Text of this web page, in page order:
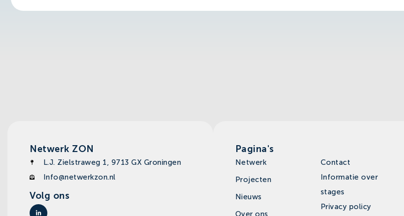
Netwerk ZON
L.J. Zielstraweg 1, 9713 GX Groningen
Info@netwerkzon.nl
Volg ons
Pagina's
Netwerk
Projecten
Nieuws
Over ons
Contact
Informatie over
stages
Privacy policy